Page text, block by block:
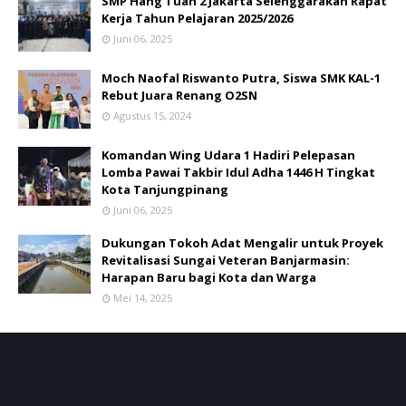
Kerja Tahun Pelajaran 2025/2026
Juni 06, 2025
Moch Naofal Riswanto Putra, Siswa SMK KAL-1
Rebut Juara Renang O2SN
Agustus 15, 2024
Komandan Wing Udara 1 Hadiri Pelepasan
Lomba Pawai Takbir Idul Adha 1446 H Tingkat
Kota Tanjungpinang
Juni 06, 2025
Dukungan Tokoh Adat Mengalir untuk Proyek
Revitalisasi Sungai Veteran Banjarmasin:
Harapan Baru bagi Kota dan Warga
Mei 14, 2025